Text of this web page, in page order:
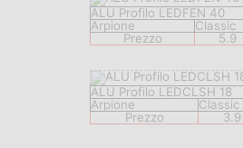
ALU Profilo LEDFEN 40
Arpione
Classic
Prezzo
5.9
ALU Profilo LEDCLSH 18
Arpione
Classic
Prezzo
3.9